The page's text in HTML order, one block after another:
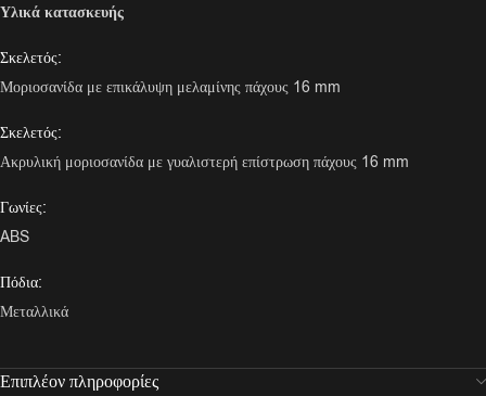
Υλικά κατασκευής
Σκελετός:
Μοριοσανίδα με επικάλυψη μελαμίνης πάχους 16 mm
Σκελετός:
Ακρυλική μοριοσανίδα με γυαλιστερή επίστρωση πάχους 16 mm
Γωνίες:
ABS
Πόδια:
Μεταλλικά
Επιπλέον πληροφορίες